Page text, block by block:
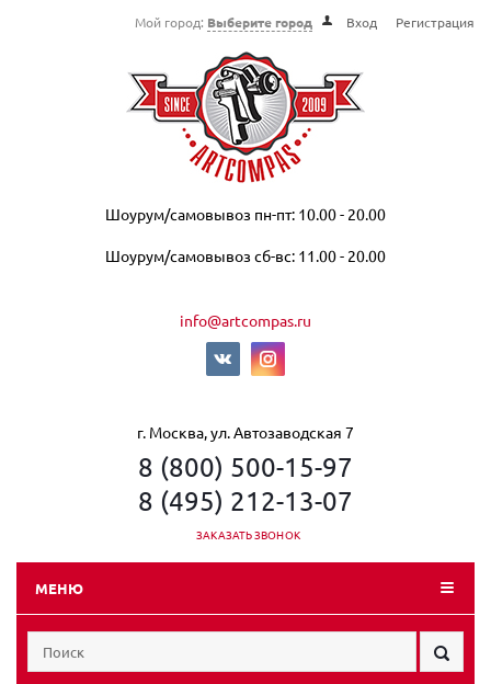
Мой город: Выберите город Вход Регистрация
Шоурум/самовывоз пн-пт: 10.00 - 20.00
Шоурум/самовывоз сб-вс: 11.00 - 20.00
info@artcompas.ru
г. Москва, ул. Автозаводская 7
8 (800) 500-15-97
8 (495) 212-13-07
ЗАКАЗАТЬ ЗВОНОК
МЕНЮ